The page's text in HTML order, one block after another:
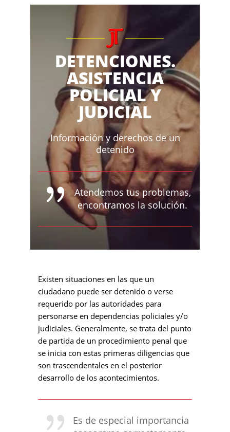
DETENCIONES.
ASISTENCIA
POLICIAL Y
JUDICIAL
Información y derechos de un
detenido
Atendemos tus problemas,
encontramos la solución.
Existen situaciones en las que un
ciudadano puede ser detenido o verse
requerido por las autoridades para
personarse en dependencias policiales y/o
judiciales. Generalmente, se trata del punto
de partida de un procedimiento penal que
se inicia con estas primeras diligencias que
son trascendentales en el posterior
desarrollo de los acontecimientos.
Es de especial importancia